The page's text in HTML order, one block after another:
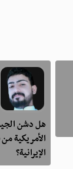
هل دشن
الأمريكية
الإيرانية؟